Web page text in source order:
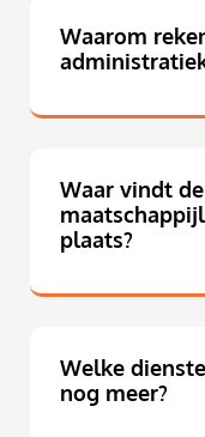
Waarom
Waar vindt
plaats?
Welke
nog meer?